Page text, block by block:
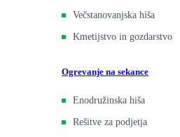
Večstanovanjska hiša
Kmetijstvo in gozdarstvo
Ogrevanje na sekance
Enodružinska hiša
Rešitve za podjetja